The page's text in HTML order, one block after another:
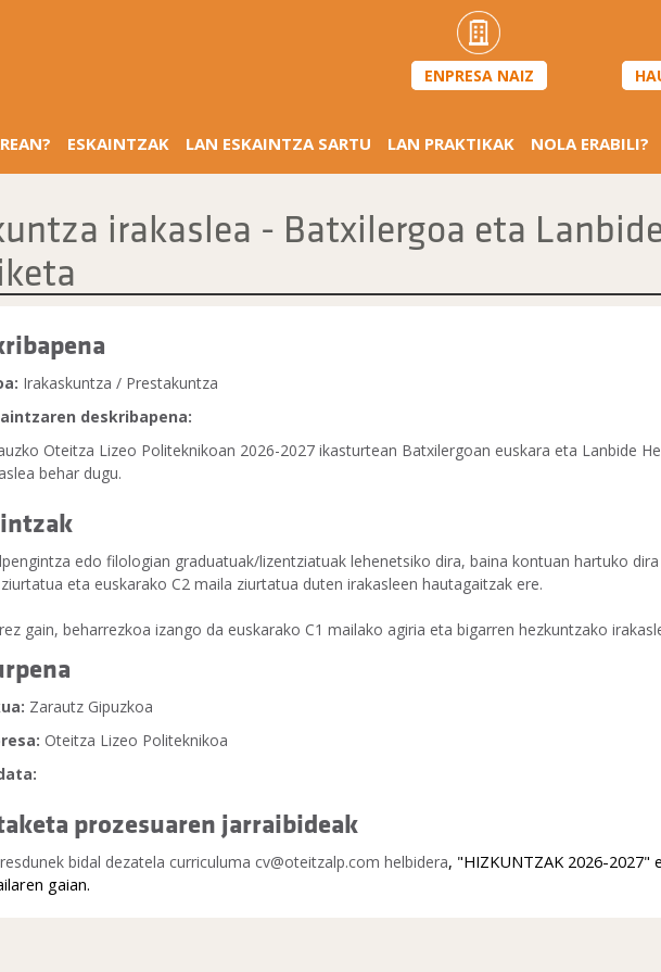
ENPRESA NAIZ
ESKAINTZAK LAN ESKAINTZA SARTU LAN PRAKTIKAK NOLA ERABILI?
irakaslea - Batxilergoa eta
Irakaskuntza / Prestakuntza
deskribapena:
Oteitza Lizeo Politeknikoan 2026-2027 ikasturtean Batxilergoan euskara eta Lanbide
behar dugu.
edo filologian graduatuak/lizentziatuak lehenetsiko dira, baina kontuan hartuko
eta euskarako C2 maila ziurtatua duten irakasleen hautagaitzak ere.
gain, beharrezkoa izango da euskarako C1 mailako agiria eta bigarren hezkuntzako
Zarautz Gipuzkoa
Oteitza Lizeo Politeknikoa
prozesuaren jarraibideak
bidal dezatela curriculuma cv@oteitzalp.com helbidera, "HIZKUNTZAK 2026-2027"
gaian.